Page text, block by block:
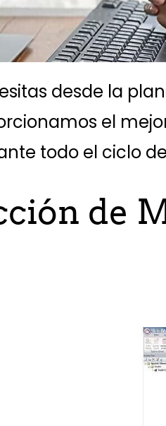
desde la
el
todo el ciclo
de